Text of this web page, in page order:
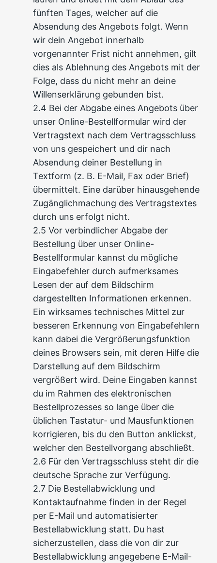
fünften Tages, welcher auf die
Absendung des Angebots folgt. Wenn
wir dein Angebot innerhalb
vorgenannter Frist nicht annehmen, gilt
dies als Ablehnung des Angebots mit der
Folge, dass du nicht mehr an deine
Willenserklärung gebunden bist.
2.4 Bei der Abgabe eines Angebots über
unser Online-Bestellformular wird der
Vertragstext nach dem Vertragsschluss
von uns gespeichert und dir nach
Absendung deiner Bestellung in
Textform (z. B. E-Mail, Fax oder Brief)
übermittelt. Eine darüber hinausgehende
Zugänglichmachung des Vertragstextes
durch uns erfolgt nicht.
2.5 Vor verbindlicher Abgabe der
Bestellung über unser Online-
Bestellformular kannst du mögliche
Eingabefehler durch aufmerksames
Lesen der auf dem Bildschirm
dargestellten Informationen erkennen.
Ein wirksames technisches Mittel zur
besseren Erkennung von Eingabefehlern
kann dabei die Vergrößerungsfunktion
deines Browsers sein, mit deren Hilfe die
Darstellung auf dem Bildschirm
vergrößert wird. Deine Eingaben kannst
du im Rahmen des elektronischen
Bestellprozesses so lange über die
üblichen Tastatur- und Mausfunktionen
korrigieren, bis du den Button anklickst,
welcher den Bestellvorgang abschließt.
2.6 Für den Vertragsschluss steht dir die
deutsche Sprache zur Verfügung.
2.7 Die Bestellabwicklung und
Kontaktaufnahme finden in der Regel
per E-Mail und automatisierter
Bestellabwicklung statt. Du hast
sicherzustellen, dass die von dir zur
Bestellabwicklung angegebene E-Mail-